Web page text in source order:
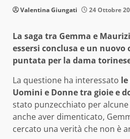
Valentina Giungati 24 Ottobre
La saga tra Gemma e
essersi conclusa e un
puntata per la dama
La questione ha interessato
Uomini e Donne tra gioie e
stato punzecchiato per
anche aver dimenticato,
cercato una verità che non è